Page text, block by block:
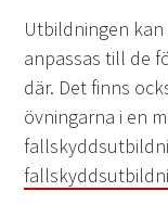
Utbildningen
anpassas till de
där. Det finns
övningarna i en